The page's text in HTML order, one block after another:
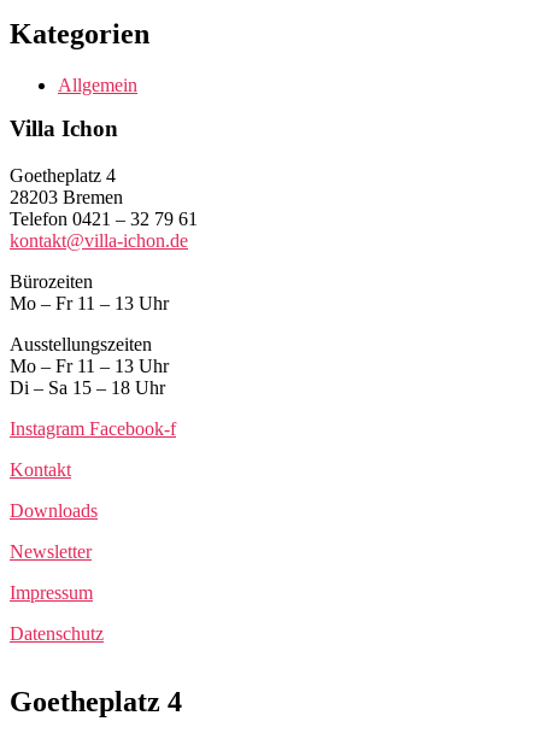
Kategorien
Allgemein
Villa Ichon
Goetheplatz 4
28203 Bremen
Telefon 0421 – 32 79 61
kontakt@villa-ichon.de
Bürozeiten
Mo – Fr 11 – 13 Uhr
Ausstellungszeiten
Mo – Fr 11 – 13 Uhr
Di – Sa 15 – 18 Uhr
Instagram Facebook-f
Kontakt
Downloads
Newsletter
Impressum
Datenschutz
Goetheplatz 4